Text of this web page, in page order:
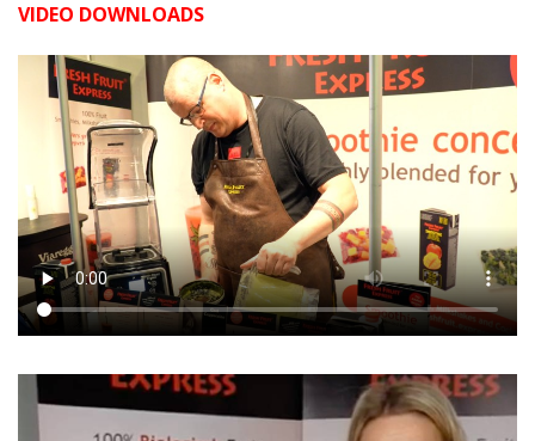
VIDEO DOWNLOADS